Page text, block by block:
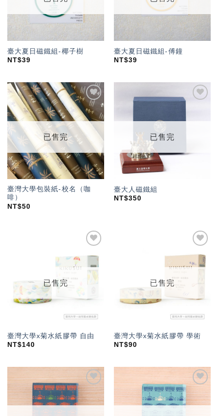
臺大夏日磁鐵組-椰子樹
NT$39
臺大夏日磁鐵組-傅鐘
NT$39
加入
「願
望輕
單」
已售完
臺灣大學包裝紙-校名（咖
啡）
NT$50
已售完
臺大人磁鐵組
NT$350
「願
望輕
單」
已售完
臺灣大學x菊水紙膠帶 自由
NT$140
加入
「願
望輕
已售完
臺灣大學x菊水紙膠帶 學術
NT$90
加入
「願
望輕
加入
「願
望輕